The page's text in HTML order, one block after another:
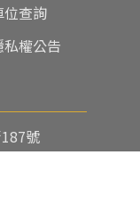
位查詢
私權公告
號